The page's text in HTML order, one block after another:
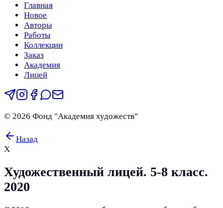
Главная
Новое
Авторы
Работы
Коллекции
Заказ
Академия
Лицей
© 2026 Фонд "Академия художеств"
Назад
Х
Художественный лицей. 5-8 класс.
2020